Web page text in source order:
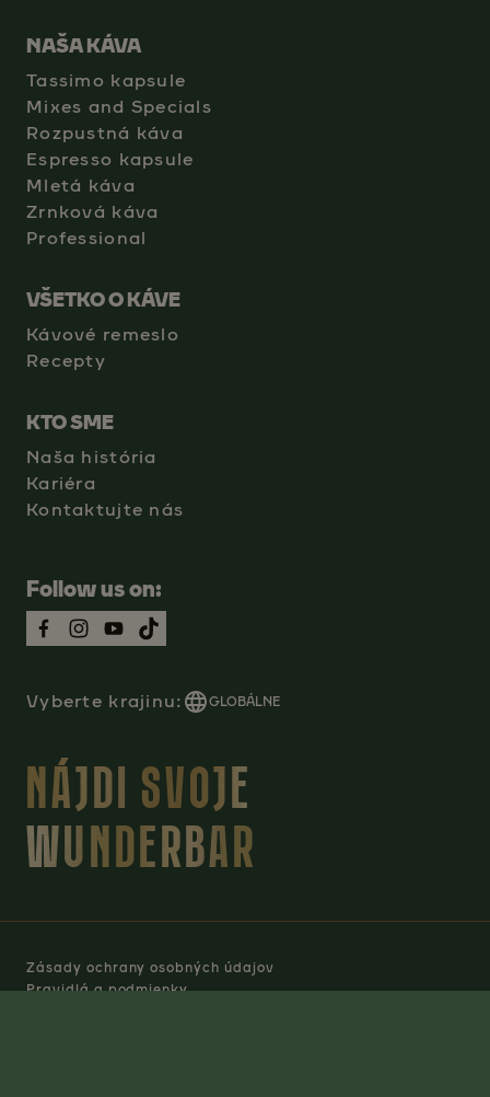
NAŠA KÁVA
Tassimo kapsule
Mixes and Specials
Rozpustná káva
Espresso kapsule
Mletá káva
Zrnková káva
Professional
VŠETKO O KÁVE
Kávové remeslo
Recepty
KTO SME
Naša história
Kariéra
Kontaktujte nás
Follow us on:
Vyberte krajinu: GLOBÁLNE
NÁJDI SVOJE
WUNDERBAR
Zásady ochrany osobných údajov
Pravidlá a podmienky